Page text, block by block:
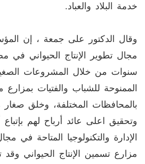
خدمة البلاد والعباد.
وقال الدكتور على جمعة ، إن
سنوات من خلال المشروعات
الممنوحة للشباب والفتيات
بالمحافظات المختلفة، وخلق
وتحقيق اعلى عائد أرباح لهم
الإدارة والتكنولوجيا المتاحة في
مزارع تسمين الإنتاج الحيواني